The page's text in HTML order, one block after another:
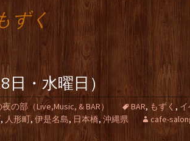
ずく
・水曜日）
の部（Live,Music, & BAR） BAR, もずく , イ
, 人形町,伊是名島, 日本橋, 沖縄県 cafe-